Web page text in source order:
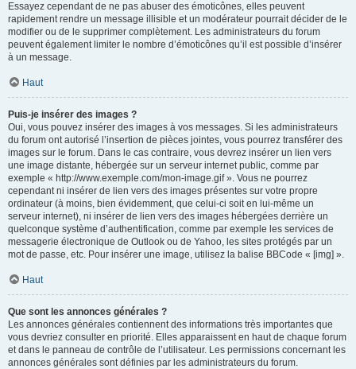
Essayez cependant de ne pas abuser des émoticônes, elles peuvent
rapidement rendre un message illisible et un modérateur pourrait décider de le
modifier ou de le supprimer complètement. Les administrateurs du forum
peuvent également limiter le nombre d’émoticônes qu’il est possible d’insérer
à un message.
Haut
Puis-je insérer des images ?
Oui, vous pouvez insérer des images à vos messages. Si les administrateurs
du forum ont autorisé l’insertion de pièces jointes, vous pourrez transférer des
images sur le forum. Dans le cas contraire, vous devrez insérer un lien vers
une image distante, hébergée sur un serveur internet public, comme par
exemple « http://www.exemple.com/mon-image.gif ». Vous ne pourrez
cependant ni insérer de lien vers des images présentes sur votre propre
ordinateur (à moins, bien évidemment, que celui-ci soit en lui-même un
serveur internet), ni insérer de lien vers des images hébergées derrière un
quelconque système d’authentification, comme par exemple les services de
messagerie électronique de Outlook ou de Yahoo, les sites protégés par un
mot de passe, etc. Pour insérer une image, utilisez la balise BBCode « [img] ».
Haut
Que sont les annonces générales ?
Les annonces générales contiennent des informations très importantes que
vous devriez consulter en priorité. Elles apparaissent en haut de chaque forum
et dans le panneau de contrôle de l’utilisateur. Les permissions concernant les
annonces générales sont définies par les administrateurs du forum.